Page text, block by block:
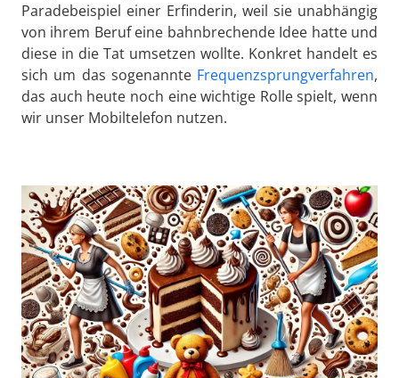
Paradebeispiel einer Erfinderin, weil sie unabhängig
von ihrem Beruf eine bahnbrechende Idee hatte und
diese in die Tat umsetzen wollte. Konkret handelt es
sich um das sogenannte Frequenzsprungverfahren,
das auch heute noch eine wichtige Rolle spielt, wenn
wir unser Mobiltelefon nutzen.